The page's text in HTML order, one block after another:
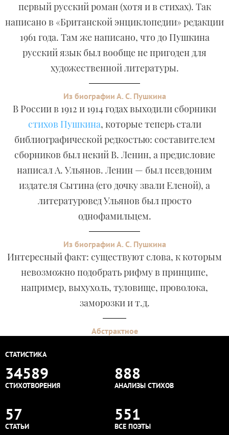
первый русский роман (хотя и в стихах). Так
написано в «Британской энциклопедии» редакции
1961 года. Там же написано, что до Пушкина
русский язык был вообще не пригоден для
художественной литературы.
Из биографии А. С. Пушкина
В России в 1912 и 1914 годах выходили сборники
стихов Пушкина, которые теперь стали
библиографической редкостью: составителем
сборников был некий В. Ленин, а предисловие
написал А. Ульянов. Ленин — был псевдоним
издателя Сытина (его дочку звали Еленой), а
литературовед Ульянов был просто
однофамильцем.
Из биографии А. С. Пушкина
Интересный факт: существуют слова, к которым
невозможно подобрать рифму в принципе,
например, выхухоль, туловище, проволока,
заморозки и т.д.
Абстрактное
СТАТИСТИКА
34589
СТИХОТВОРЕНИЯ
888
АНАЛИЗЫ СТИХОВ
57
СТАТЬИ
551
ВСЕ ПОЭТЫ